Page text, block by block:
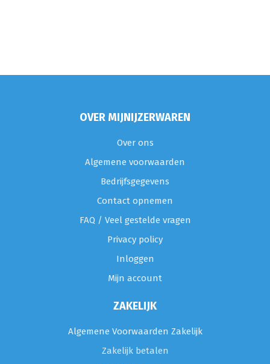
OVER MIJNIJZERWAREN
Over ons
Algemene voorwaarden
Bedrijfsgegevens
Contact opnemen
FAQ / Veel gestelde vragen
Privacy policy
Inloggen
Mijn account
ZAKELIJK
Algemene Voorwaarden Zakelijk
Zakelijk betalen